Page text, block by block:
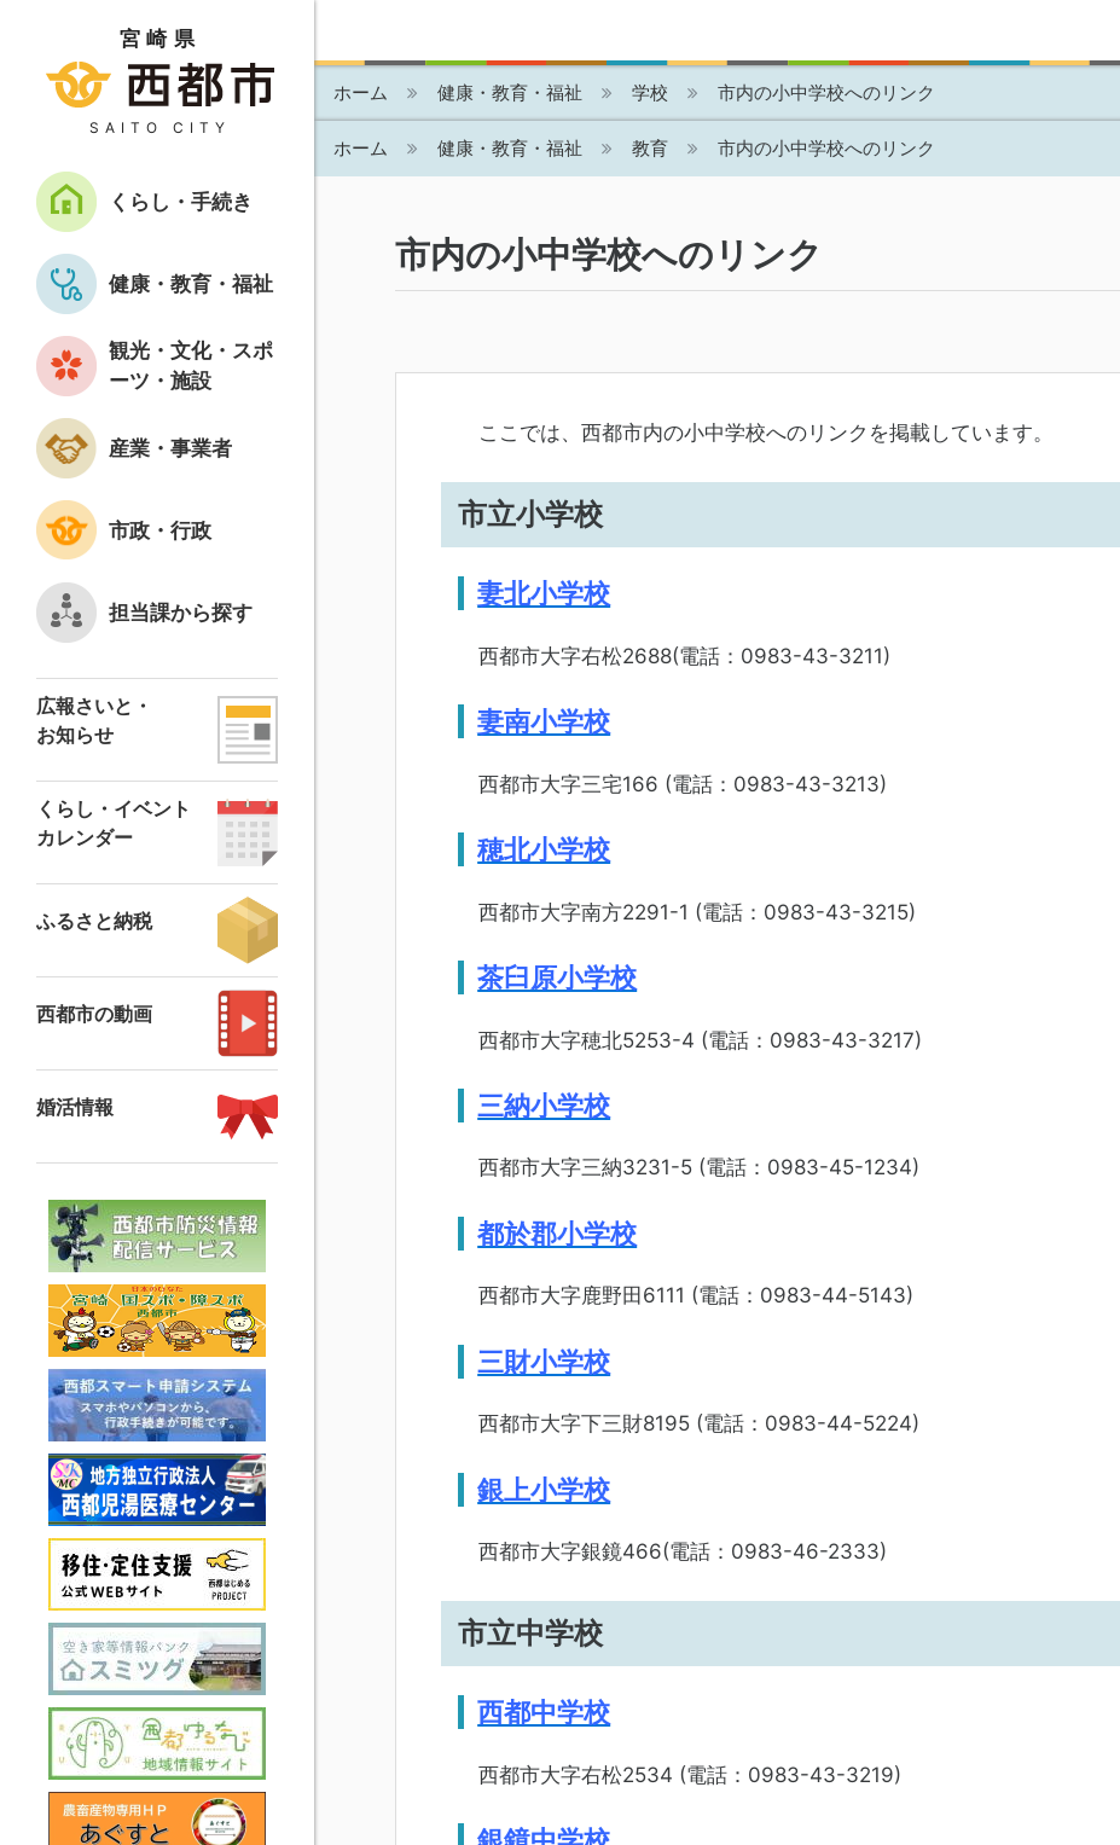
宮崎県
SAITO CITY
くらし・手続き
健康・教育・福祉
観光・文化・スポ
ーツ・施設
産業・事業者
市政・行政
担当課から探す
広報さいと・
お知らせ
くらし・イベント
カレンダー
ふるさと納税
西都市の動画
婚活情報
ホーム 健康・教育・福祉 学校 市内の小中学校へのリンク
ホーム 健康・教育・福祉 教育 市内の小中学校へのリンク
市内の小中学校へのリンク
ここでは、西都市内の小中学校へのリンクを掲載しています。
市立小学校
妻北小学校
西都市大字右松2688(電話：0983-43-3211)
妻南小学校
西都市大字三宅166 (電話：0983-43-3213)
穂北小学校
西都市大字南方2291-1 (電話：0983-43-3215)
茶臼原小学校
西都市大字穂北5253-4 (電話：0983-43-3217)
三納小学校
西都市大字三納3231-5 (電話：0983-45-1234)
都於郡小学校
西都市大字鹿野田6111 (電話：0983-44-5143)
三財小学校
西都市大字下三財8195 (電話：0983-44-5224)
銀上小学校
西都市大字銀鏡466(電話：0983-46-2333)
市立中学校
西都中学校
西都市大字右松2534 (電話：0983-43-3219)